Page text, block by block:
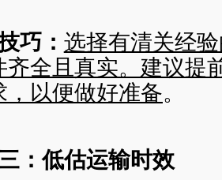
巧： 选择有清关经
齐全且真实。建议提
，以便做好准备。
：低估运输时效